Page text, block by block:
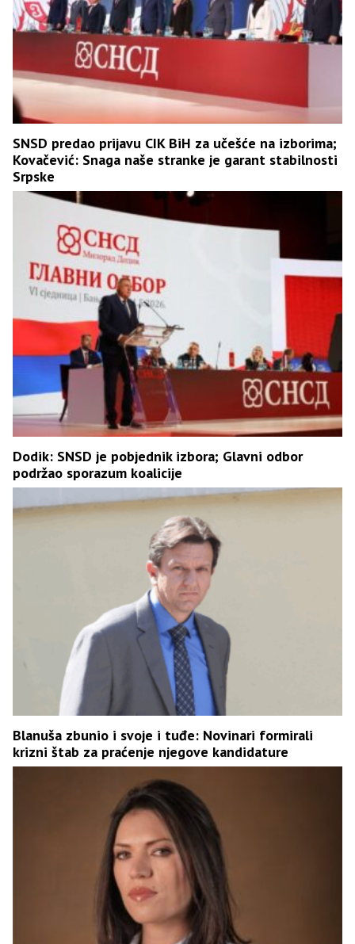
SNSD predao prijavu CIK BiH za učešće na izborima;
Kovačević: Snaga naše stranke je garant stabilnosti
Srpske
Dodik: SNSD je pobjednik izbora; Glavni odbor
podržao sporazum koalicije
Blanuša zbunio i svoje i tuđe: Novinari formirali
krizni štab za praćenje njegove kandidature